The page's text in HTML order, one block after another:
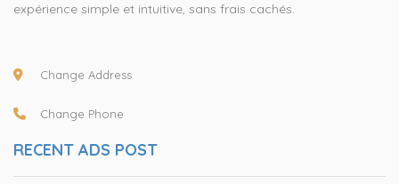
expérience simple et intuitive, sans frais cachés.
Change Address
Change Phone
RECENT ADS POST